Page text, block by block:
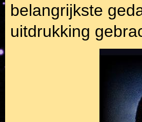
belangrijkste
uitdrukking